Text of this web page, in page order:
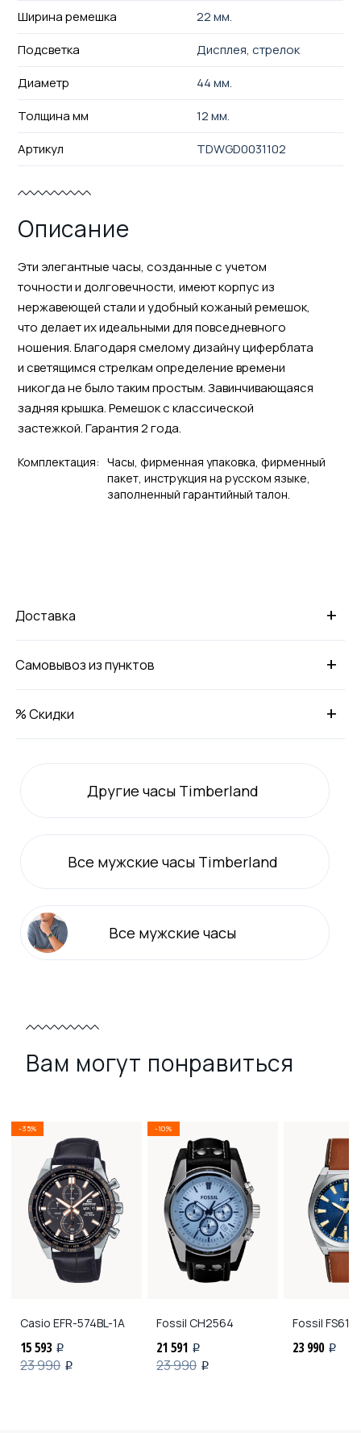
Ширина ремешка
22 мм.
Подсветка
Дисплея, стрелок
Диаметр
44 мм.
Толщина мм
12 мм.
Артикул
TDWGD0031102
Описание
Эти элегантные часы, созданные с учетом
точности и долговечности, имеют корпус из
нержавеющей стали и удобный кожаный ремешок,
что делает их идеальными для повседневного
ношения. Благодаря смелому дизайну циферблата
и светящимся стрелкам определение времени
никогда не было таким простым. Завинчивающаяся
задняя крышка. Ремешок с классической
застежкой. Гарантия 2 года.
Комплектация: Часы, фирменная упаковка, фирменный
пакет, инструкция на русском языке,
заполненный гарантийный талон.
+
Доставка
+
Самовывоз из пунктов
+
% Скидки
Другие часы Timberland
Все мужские часы Timberland
Все мужские часы
Вам могут понравиться
-35%
Casio EFR-574BL-1A
15 593 i
23 990 i
-10%
Fossil CH2564
21 591 i
23 990 i
Fossil FS6115
23 990 i